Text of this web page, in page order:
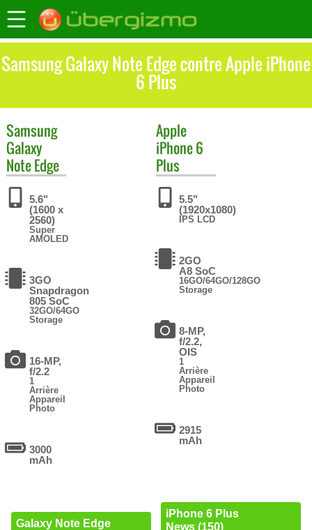
Samsung Galaxy Note Edge contre Apple iPhone
6 Plus
Samsung
Galaxy
Note Edge
5.6"
(1600 x
2560)
Super
AMOLED
3GO
Snapdragon
805 SoC
32GO/64GO
Storage
16-MP,
f/2.2
1
Arrière
Appareil
Photo
3000
mAh
Galaxy Note Edge
Apple
iPhone 6
Plus
5.5"
(1920x1080)
IPS LCD
2GO
A8 SoC
16GO/64GO/128GO
Storage
8-MP,
f/2.2,
OIS
1
Arrière
Appareil
Photo
2915
mAh
iPhone 6 Plus
News (150)